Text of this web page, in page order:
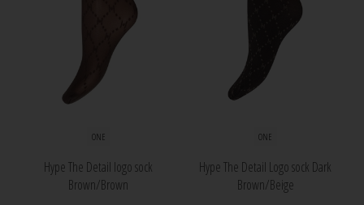
ONE
Hype The Detail logo sock
Brown/Brown
ONE
Hype The Detail Logo sock Dark
Brown/Beige